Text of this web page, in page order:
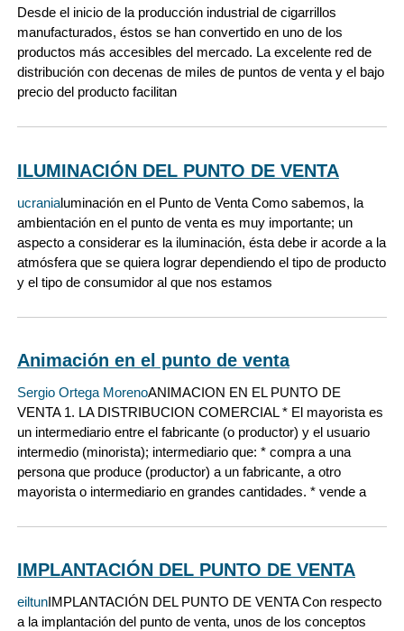
Desde el inicio de la producción industrial de cigarrillos
manufacturados, éstos se han convertido en uno de los
productos más accesibles del mercado. La excelente red de
distribución con decenas de miles de puntos de venta y el bajo
precio del producto facilitan
ILUMINACIÓN DEL PUNTO DE VENTA
ucranialuminación en el Punto de Venta Como sabemos, la
ambientación en el punto de venta es muy importante; un
aspecto a considerar es la iluminación, ésta debe ir acorde a la
atmósfera que se quiera lograr dependiendo el tipo de producto
y el tipo de consumidor al que nos estamos
Animación en el punto de venta
Sergio Ortega MorenoANIMACION EN EL PUNTO DE
VENTA 1. LA DISTRIBUCION COMERCIAL * El mayorista es
un intermediario entre el fabricante (o productor) y el usuario
intermedio (minorista); intermediario que: * compra a una
persona que produce (productor) a un fabricante, a otro
mayorista o intermediario en grandes cantidades. * vende a
IMPLANTACIÓN DEL PUNTO DE VENTA
eiltunIMPLANTACIÓN DEL PUNTO DE VENTA Con respecto
a la implantación del punto de venta, unos de los conceptos